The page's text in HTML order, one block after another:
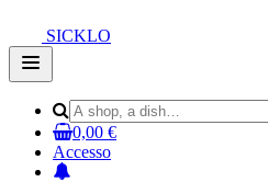
SICKLO
Open
main
0,00 €
Accesso